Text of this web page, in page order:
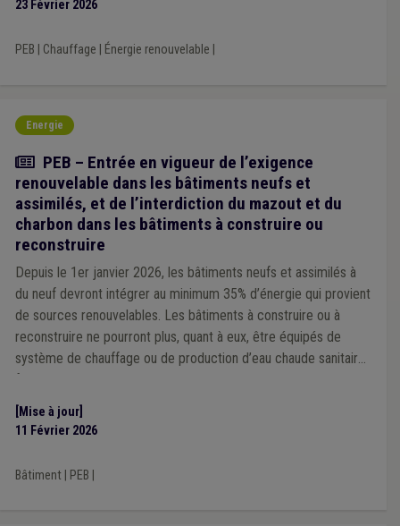
23 Février 2026
PEB Chauffage Énergie renouvelable
Energie
Article
PEB – Entrée en vigueur de l’exigence
renouvelable dans les bâtiments neufs et
assimilés, et de l’interdiction du mazout et du
charbon dans les bâtiments à construire ou
reconstruire
Depuis le 1er janvier 2026, les bâtiments neufs et assimilés à
du neuf devront intégrer au minimum 35% d’énergie qui provient
de sources renouvelables. Les bâtiments à construire ou à
reconstruire ne pourront plus, quant à eux, être équipés de
système de chauffage ou de production d’eau chaude sanitaire
fonctionnant au mazout ou au charbon.
[Mise à jour]
11 Février 2026
Bâtiment| PEB